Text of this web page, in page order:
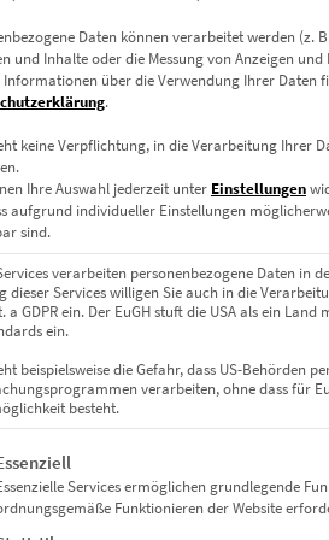
auf Keilrahmen, Acrylglas
45 x 30 cm, 60 x 40 cm, 75 x 50 cm, 90
Daten können verarbeitet werden (z.
und Inhalte oder die Messung von Anzeigen und
Informationen über die Verwendung Ihrer Daten
.
keine Verpflichtung, in die Verarbeitung Ihrer
Ihre Auswahl jederzeit unter Einstellungen
aufgrund individueller Einstellungen
sind.
verarbeiten personenbezogene Daten in
dieser Services willigen Sie auch in die
a GDPR ein. Der EuGH stuft die USA als ein
ein.
beispielsweise die Gefahr, dass US-Behörden
verarbeiten, ohne dass für
besteht.
eine Liste der Service-Gruppen, für
Services ermöglichen grundlegende
Funktionieren der Website